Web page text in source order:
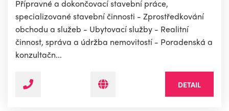
Přípravné a dokončovací stavební práce,
specializované stavební činnosti - Zprostředkování
obchodu a služeb - Ubytovací služby - Realitní
činnost, správa a údržba nemovitostí - Poradenská a
konzultačn...
DETAIL